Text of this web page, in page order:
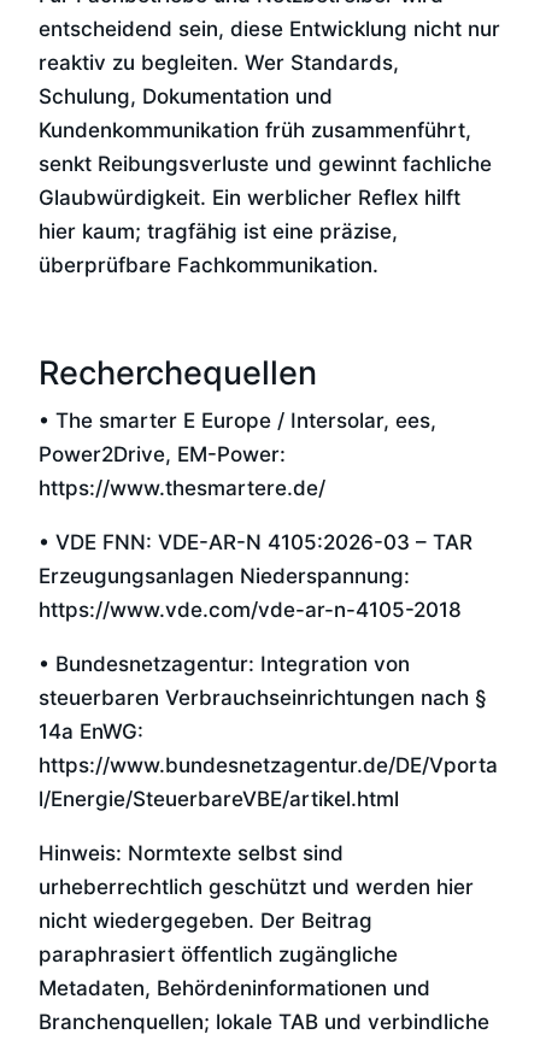
entscheidend sein, diese Entwicklung nicht nur
reaktiv zu begleiten. Wer Standards,
Schulung, Dokumentation und
Kundenkommunikation früh zusammenführt,
senkt Reibungsverluste und gewinnt fachliche
Glaubwürdigkeit. Ein werblicher Reflex hilft
hier kaum; tragfähig ist eine präzise,
überprüfbare Fachkommunikation.
Recherchequellen
• The smarter E Europe / Intersolar, ees,
Power2Drive, EM-Power:
https://www.thesmartere.de/
• VDE FNN: VDE-AR-N 4105:2026-03 – TAR
Erzeugungsanlagen Niederspannung:
https://www.vde.com/vde-ar-n-4105-2018
• Bundesnetzagentur: Integration von
steuerbaren Verbrauchseinrichtungen nach §
14a EnWG:
https://www.bundesnetzagentur.de/DE/Vporta
l/Energie/SteuerbareVBE/artikel.html
Hinweis: Normtexte selbst sind
urheberrechtlich geschützt und werden hier
nicht wiedergegeben. Der Beitrag
paraphrasiert öffentlich zugängliche
Metadaten, Behördeninformationen und
Branchenquellen; lokale TAB und verbindliche